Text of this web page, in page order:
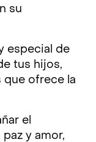
su
especial de
tus hijos,
que ofrece la
el
y amor,